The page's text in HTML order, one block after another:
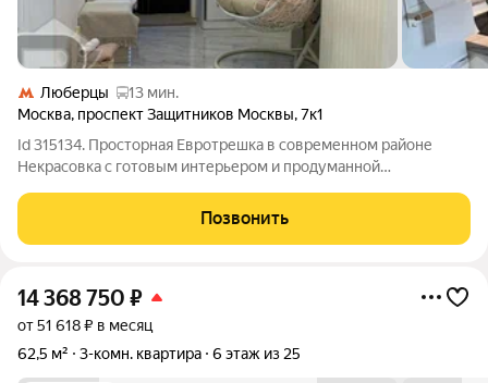
Люберцы
13 мин.
Москва, проспект Защитников Москвы,7к1
Id 315134. Просторная Евротрешка в современном районе
Некрасовка с готовым интерьером и продуманной
просто квартира, а готовое пространство для комфортной
городской жизни. Реальная площадь объекта
Позвонить
14 368 750 ₽
от 51 618 ₽ в месяц
62,5 м²
3-комн. квартира 6 этаж из 25